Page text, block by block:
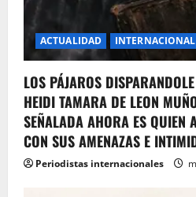
ACTUALIDAD INTERNACIONAL
LOS PÁJAROS
HEIDI TAMARA DE LEON
SEÑALADA AHORA ES QUIEN
CON SUS AMENAZAS E
Periodistas internacionales